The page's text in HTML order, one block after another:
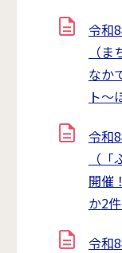
令和
（
なか
ト～
令和
（
開催
か2件
令和